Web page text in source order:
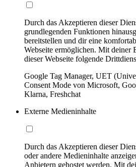
Durch das Akzeptieren dieser
grundlegenden Funktionen
bereitstellen und dir eine
Webseite ermöglichen. Mit
dieser Webseite folgende
Google Tag Manager, UET
Consent Mode von Microsoft,
Klarna, Freshchat
Externe Medieninhalte
Durch das Akzeptieren dieser
oder andere Medieninhalte
Anbietern gehostet werden. Mit